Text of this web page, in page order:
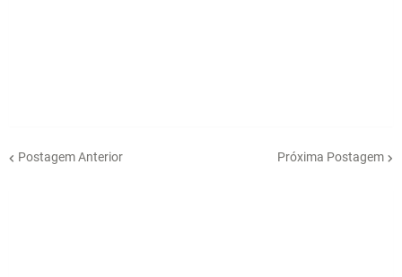
Postagem Anterior Próxima Postagem